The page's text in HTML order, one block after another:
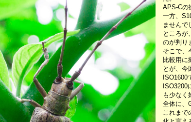
APS-Cの
一方、
ませんで
ところが
のが判り
そこで、
比較用に
とが、今
ISO1600
も少なく
全体に、
これまで